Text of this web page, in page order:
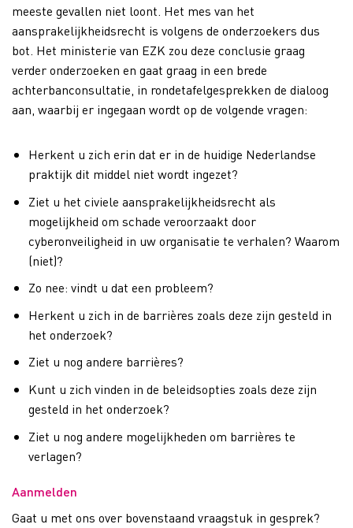
meeste gevallen niet loont. Het mes van het
aansprakelijkheidsrecht is volgens de onderzoekers dus
bot. Het ministerie van EZK zou deze conclusie graag
verder onderzoeken en gaat graag in een brede
achterbanconsultatie, in rondetafelgesprekken de dialoog
aan, waarbij er ingegaan wordt op de volgende vragen:
Herkent u zich erin dat er in de huidige Nederlandse
praktijk dit middel niet wordt ingezet?
Ziet u het civiele aansprakelijkheidsrecht als
mogelijkheid om schade veroorzaakt door
cyberonveiligheid in uw organisatie te verhalen? Waarom
(niet)?
Zo nee: vindt u dat een probleem?
Herkent u zich in de barrières zoals deze zijn gesteld in
het onderzoek?
Ziet u nog andere barrières?
Kunt u zich vinden in de beleidsopties zoals deze zijn
gesteld in het onderzoek?
Ziet u nog andere mogelijkheden om barrières te
verlagen?
Aanmelden
Gaat u met ons over bovenstaand vraagstuk in gesprek?